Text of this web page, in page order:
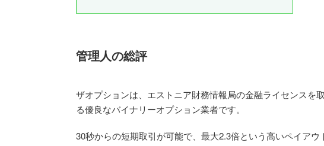
管理人の総評
ザオプションは、エストニア財務情報局の金融ライセンスを
る優良なバイナリーオプション業者です。
30秒からの短期取引が可能で、最大2.3倍という高いペイアウ